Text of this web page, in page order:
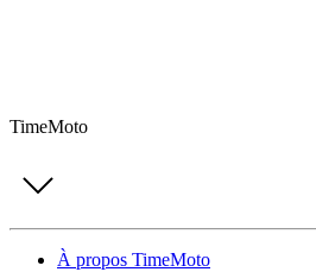
TimeMoto
À propos TimeMoto